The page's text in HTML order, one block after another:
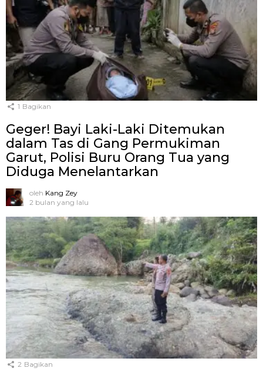
1 Bagikan
Geger! Bayi Laki-Laki Ditemukan
dalam Tas di Gang Permukiman
Garut, Polisi Buru Orang Tua yang
Diduga Menelantarkan
oleh Kang Zey
2 bulan yang lalu
2 Bagikan